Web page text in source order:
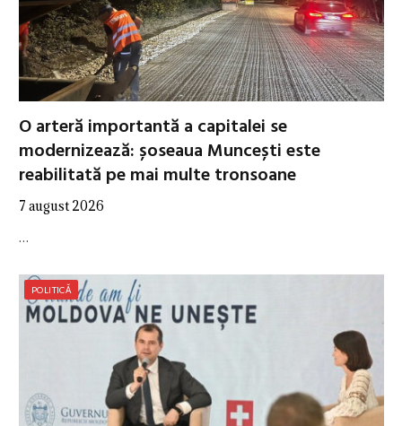
O arteră importantă a capitalei se
modernizează: șoseaua Muncești este
reabilitată pe mai multe tronsoane
7 august 2026
…
POLITICĂ